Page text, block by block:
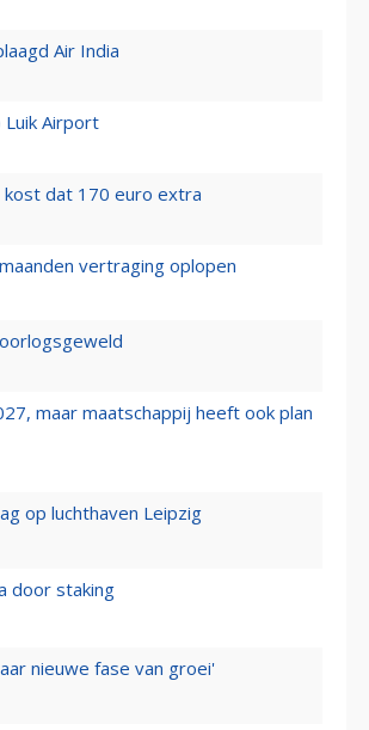
Air India
Luik Airport
kost dat 170 euro extra
vertraging oplopen
maar maatschappij heeft ook plan
op luchthaven Leipzig
door staking
nieuwe fase van groei'